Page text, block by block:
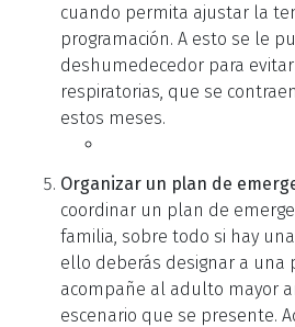
cuando permita ajustar la
programación. A esto se le
deshumedecedor para
respiratorias, que se
estos meses.
Organizar un plan de
coordinar un plan de
familia, sobre todo si hay
ello deberás designar a una
acompañe al adulto mayor
escenario que se presente.